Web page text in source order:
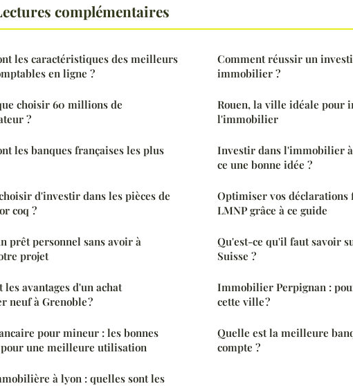
complémentaires
les caractéristiques des meilleurs
en ligne ?
choisir 60 millions de
?
les banques françaises les plus
d'investir dans les pièces de
coq ?
prêt personnel sans avoir à
projet
les avantages d'un achat
neuf à Grenoble ?
pour mineur : les bonnes
une meilleure utilisation
à lyon : quelles sont les
Comment réussir un
immobilier ?
Rouen, la ville idéale pour
l'immobilier
Investir dans l'immobilier
ce une bonne idée ?
Optimiser vos déclarations
LMNP grâce à ce guide
Qu'est-ce qu'il faut savoir
Suisse ?
Immobilier Perpignan :
cette ville ?
Quelle est la meilleure
compte ?